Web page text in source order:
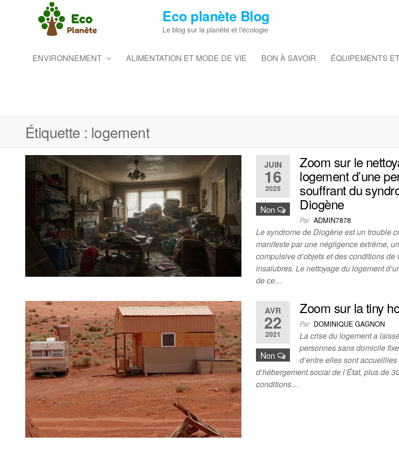
Eco planète Blog
Le blog sur la planète et l'écologie
ENVIRONNEMENT ALIMENTATION ET MODE DE VIE BON À SAVOIR ÉQUIPEMENTS
Étiquette : logement
JUIN
16
2025
Non
Zoom sur le
logement d’une
souffrant du
Diogène
Par ADMIN7878
Le syndrome de Diogène est un trouble
manifeste par une négligence extrême,
compulsive d’objets et des conditions de
insalubres. Le nettoyage du logement
de ce…
AVR
22
2021
Non
Zoom sur la tiny
Par DOMINIQUE GAGNON
La crise du logement a
personnes sans domicile
d’entre elles sont
d’hébergement social de l’État, plus de
conditions…